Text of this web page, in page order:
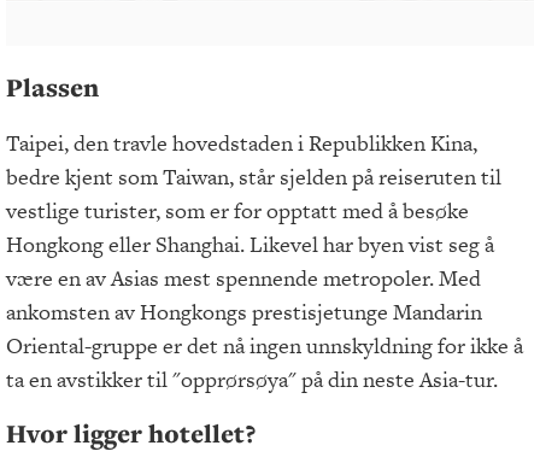
Plassen
Taipei, den travle hovedstaden i Republikken Kina,
bedre kjent som Taiwan, står sjelden på reiseruten til
vestlige turister, som er for opptatt med å besøke
Hongkong eller Shanghai. Likevel har byen vist seg å
være en av Asias mest spennende metropoler. Med
ankomsten av Hongkongs prestisjetunge Mandarin
Oriental-gruppe er det nå ingen unnskyldning for ikke å
ta en avstikker til "opprørsøya" på din neste Asia-tur.
Hvor ligger hotellet?